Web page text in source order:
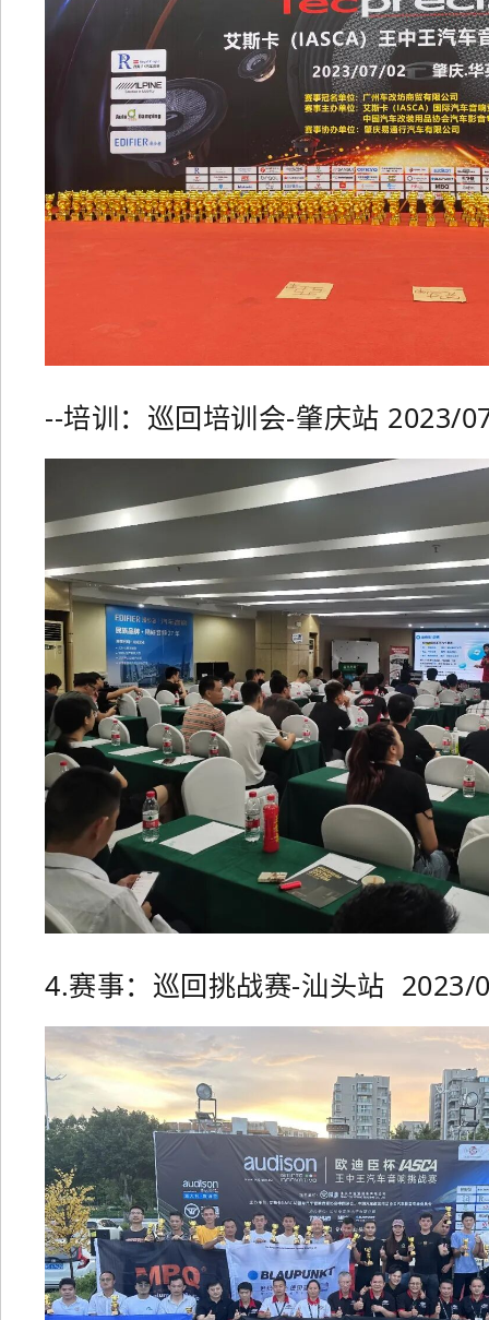
--培训：巡回培训会-肇庆站 2023/
4.赛事：巡回挑战赛-汕头站 2023/